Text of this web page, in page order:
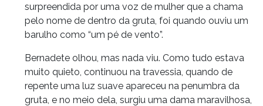
surpreendida por uma voz de mulher que a chama
pelo nome de dentro da gruta, foi quando ouviu um
barulho como “um pé de vento”.
Bernadete olhou, mas nada viu. Como tudo estava
muito quieto, continuou na travessia, quando de
repente uma luz suave apareceu na penumbra da
gruta, e no meio dela, surgiu uma dama maravilhosa,